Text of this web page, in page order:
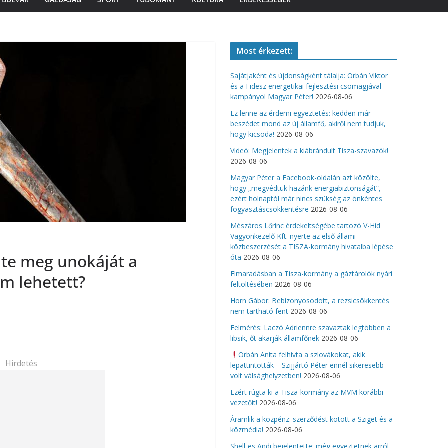
meg unokáját a
lehetett?
Hirdetés
Most érkezett:
Sajátjaként és újdonságként tálalja: Orbán Viktor
és a Fidesz energetikai fejlesztési csomagjával
kampányol Magyar Péter! 2026-08-06
Ez lenne az érdemi egyeztetés: kedden már
beszédet mond az új államfő, akiről nem tudjuk,
hogy kicsoda! 2026-08-06
Videó: Megjelentek a kiábrándult Tisza-szavazók!
2026-08-06
Magyar Péter a Facebook-oldalán azt közölte,
hogy „megvédtük hazánk energiabiztonságát”,
ezért holnaptól már nincs szükség az önkéntes
fogyasztáscsökkentésre 2026-08-06
Mészáros Lőrinc érdekeltségébe tartozó V-Híd
Vagyonkezelő Kft. nyerte az első állami
közbeszerzését a TISZA-kormány hivatalba lépése
óta 2026-08-06
Elmaradásban a Tisza-kormány a gáztárolók nyári
feltöltésében 2026-08-06
Horn Gábor: Bebizonyosodott, a rezsicsökkentés
nem tartható fent 2026-08-06
Felmérés: Laczó Adriennre szavaztak legtöbben a
libsik, őt akarják államfőnek 2026-08-06
Orbán Anita felhívta a szlovákokat, akik
lepattintották – Szijjártó Péter ennél sikeresebb
volt válsághelyzetben! 2026-08-06
Ezért rúgta ki a Tisza-kormány az MVM korábbi
vezetőit! 2026-08-06
Áramlik a közpénz: szerződést kötött a Sziget és a
közmédia! 2026-08-06